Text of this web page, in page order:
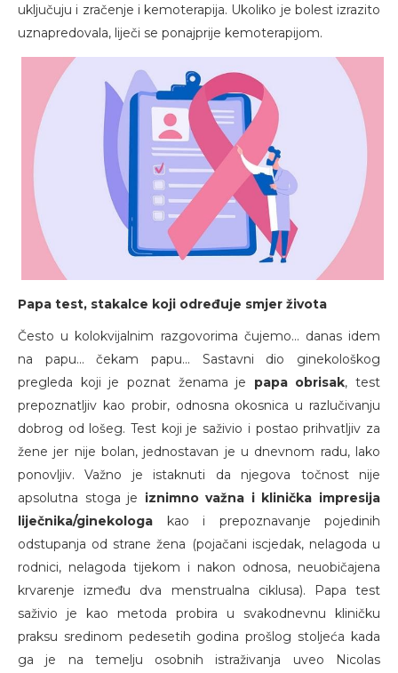
uključuju i zračenje i kemoterapija. Ukoliko je bolest izrazito
uznapredovala, liječi se ponajprije kemoterapijom.
Papa test, stakalce koji određuje smjer života
Često u kolokvijalnim razgovorima čujemo... danas idem
na papu... čekam papu... Sastavni dio ginekološkog
pregleda koji je poznat ženama je papa obrisak, test
prepoznatljiv kao probir, odnosna okosnica u razlučivanju
dobrog od lošeg. Test koji je saživio i postao prihvatljiv za
žene jer nije bolan, jednostavan je u dnevnom radu, lako
ponovljiv. Važno je istaknuti da njegova točnost nije
apsolutna stoga je iznimno važna i klinička impresija
liječnika/ginekologa kao i prepoznavanje pojedinih
odstupanja od strane žena (pojačani iscjedak, nelagoda u
rodnici, nelagoda tijekom i nakon odnosa, neuobičajena
krvarenje između dva menstrualna ciklusa). Papa test
saživio je kao metoda probira u svakodnevnu kliničku
praksu sredinom pedesetih godina prošlog stoljeća kada
ga je na temelju osobnih istraživanja uveo Nicolas